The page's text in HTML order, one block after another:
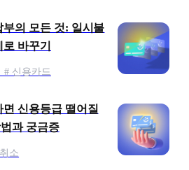
의 모든 것: 일시불
바꾸기
# 신용카드
신용등급 떨어질
법과 궁금증
소